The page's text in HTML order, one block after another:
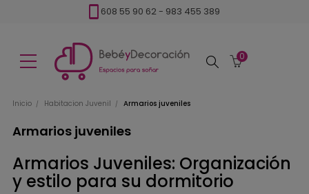
608 55 90 62 - 983 455 389
Buscar
0
Inicio Habitacion Juvenil Armarios juveniles
Armarios juveniles
Armarios Juveniles: Organización
y estilo para su dormitorio